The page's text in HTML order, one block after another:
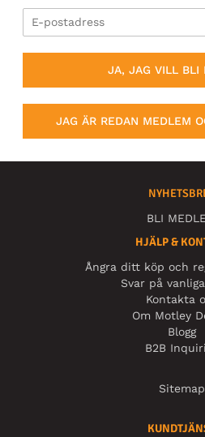
JA, JAG VILL BLI
JAG ÄR REDAN MEDLEM
BLI
HJÄLP &
Ångra ditt köp och
Svar på
Kontakta
Om Motley
Blogg
B2B
Sitemap